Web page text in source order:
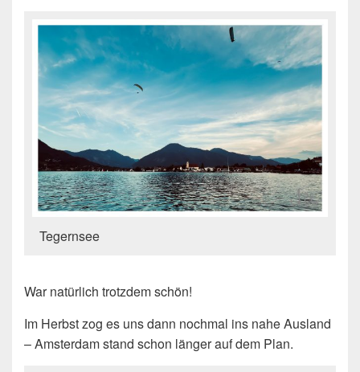
Tegernsee
War natürlich trotzdem schön!
Im Herbst zog es uns dann nochmal ins nahe Ausland
– Amsterdam stand schon länger auf dem Plan.